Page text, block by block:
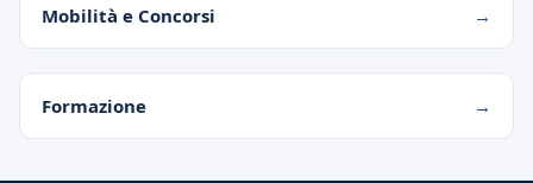
Mobilità e Concorsi
Formazione